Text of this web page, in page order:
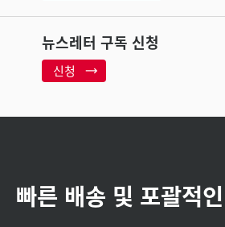
뉴스레터 구독 신청
신청
빠른 배송 및 포괄적